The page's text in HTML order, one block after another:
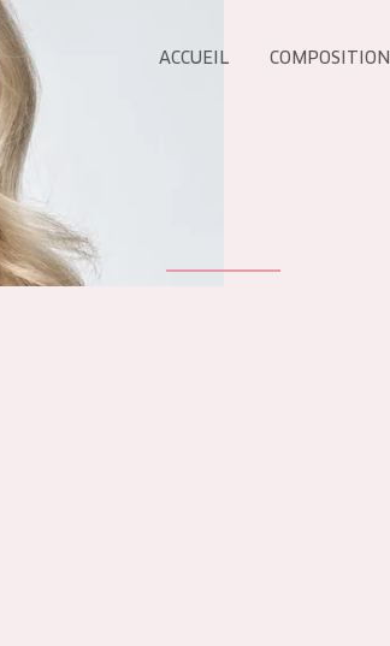
Lift+
ACCUEIL COMPOSITION